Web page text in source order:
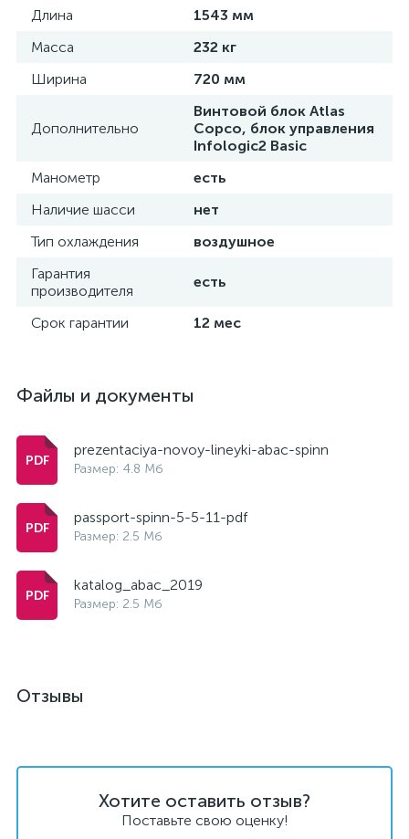
Длина
1543 мм
Масса
232 кг
Ширина
720 мм
Дополнительно
Винтовой блок Atlas
Copco, блок управления
Infologic2 Basic
Манометр
есть
Наличие шасси
нет
Тип охлаждения
воздушное
Гарантия
производителя
есть
Срок гарантии 12 мес
Файлы и документы
prezentaciya-novoy-lineyki-abac-spinn
Размер: 4.8 Мб
passport-spinn-5-5-11-pdf
Размер: 2.5 Мб
katalog_abac_2019
Размер: 2.5 Мб
Отзывы
Хотите оставить отзыв?
Поставьте свою оценку!